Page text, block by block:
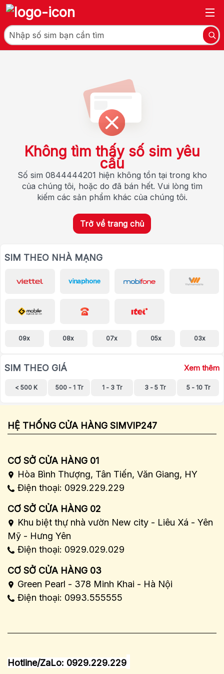
Không tìm thấy số sim yêu
cầu
Số sim 0844444201 hiện không tồn tại trong kho
của chúng tôi, hoặc do đã bán hết. Vui lòng tìm
kiếm các sản phẩm khác của chúng tôi.
Trở về trang chủ
SIM THEO NHÀ MẠNG
09x 08x 07x 05x 03x
SIM THEO GIÁ Xem thêm
< 500 K 500 - 1 Tr 1 - 3 Tr 3 - 5 Tr 5 - 10 Tr
HỆ THỐNG CỬA HÀNG SIMVIP247
CƠ SỞ CỬA HÀNG 01
Hòa Bình Thượng, Tân Tiến, Văn Giang, HY
Điện thoại: 0929.229.229
CƠ SỞ CỬA HÀNG 02
Khu biệt thự nhà vườn New city - Liêu Xá - Yên
Mỹ - Hưng Yên
Điện thoại: 0929.029.029
CƠ SỞ CỬA HÀNG 03
Green Pearl - 378 Minh Khai - Hà Nội
Điện thoại: 0993.555555
Hotline/ZaLo: 0929.229.229